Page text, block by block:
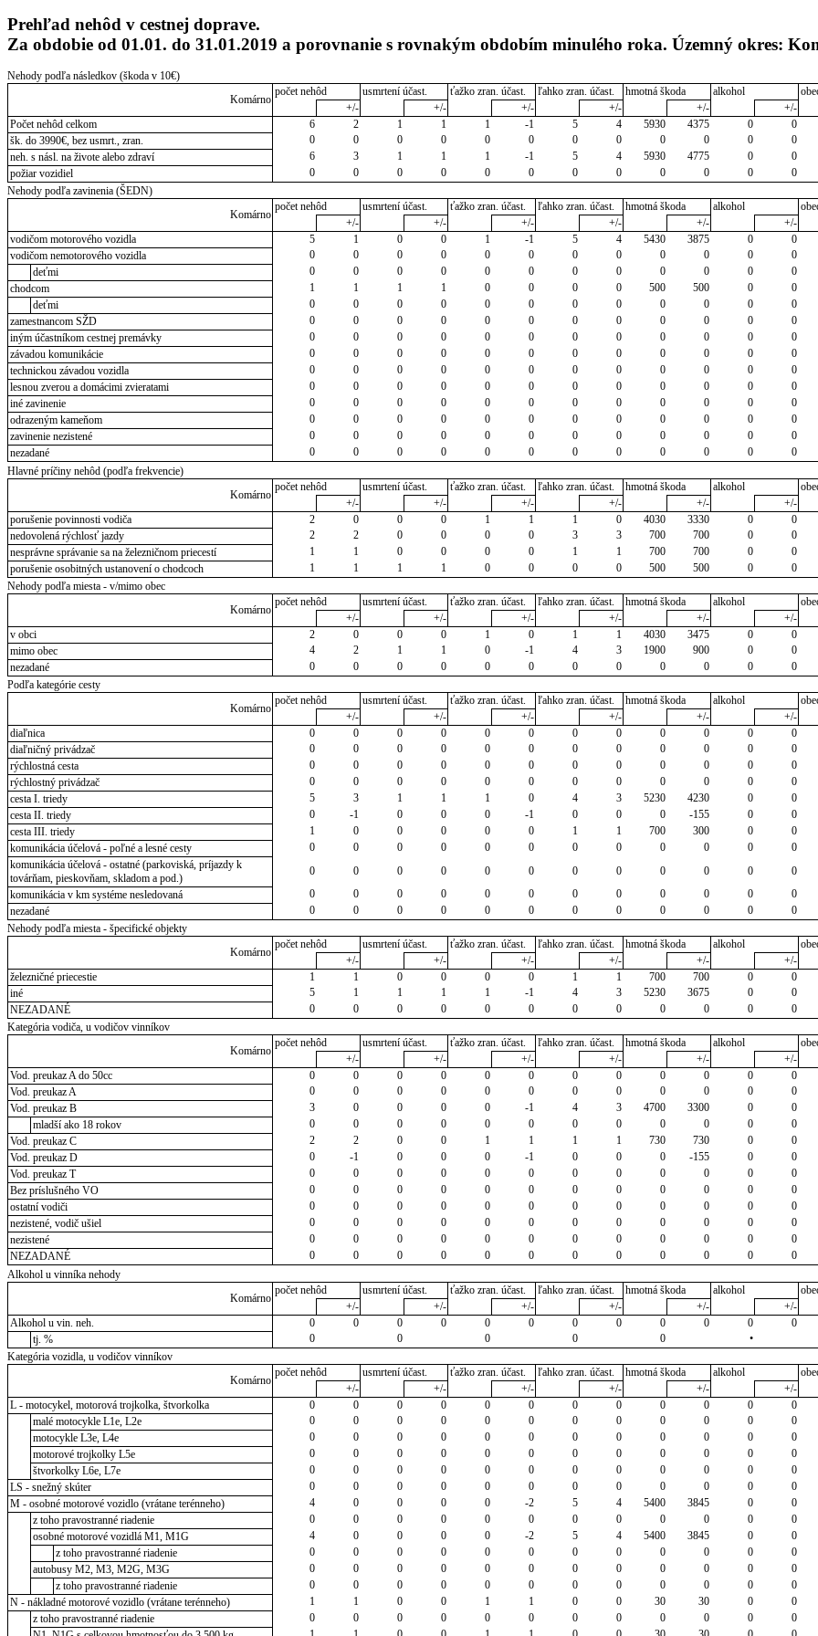
Prehľad nehôd v cestnej doprave.
Za obdobie od 01.01. do 31.01.2019 a porovnanie s rovnakým obdobím minulého roka. Územný okres:
Nehody podľa následkov (škoda v 10€)
Komárno
počet nehôd usmrtení účast. ťažko zran. účast. ľahko zran. účast. hmotná škoda alkohol
+/-
+/- +/- +/- +/- +/-
Počet nehôd celkom
6 2 1 1 1 -1 5 4 5930 4375 0 0
šk. do 3990€, bez usmrt., zran.
0 0 0 0 0 0 0 0 0 0 0 0
neh. s násl. na živote alebo zdraví
6 3 1 1 1 -1 5 4 5930 4775 0 0
požiar vozidiel
0 0 0 0 0 0 0 0 0 0 0 0
Nehody podľa zavinenia (ŠEDN)
Komárno
počet nehôd usmrtení účast. ťažko zran. účast. ľahko zran. účast. hmotná škoda alkohol
+/-
+/- +/- +/- +/- +/-
vodičom motorového vozidla
5 1 0 0 1 -1 5 4 5430 3875 0 0
vodičom nemotorového vozidla
0 0 0 0 0 0 0 0 0 0 0 0
deťmi
0 0 0 0 0 0 0 0 0 0 0 0
chodcom
1 1 1 1 0 0 0 0 500 500 0 0
deťmi
0 0 0 0 0 0 0 0 0 0 0 0
zamestnancom SŽD
0 0 0 0 0 0 0 0 0 0 0 0
iným účastníkom cestnej premávky
0 0 0 0 0 0 0 0 0 0 0 0
závadou komunikácie
0 0 0 0 0 0 0 0 0 0 0 0
technickou závadou vozidla
0 0 0 0 0 0 0 0 0 0 0 0
lesnou zverou a domácimi zvieratami
0 0 0 0 0 0 0 0 0 0 0 0
iné zavinenie
0 0 0 0 0 0 0 0 0 0 0 0
odrazeným kameňom
0 0 0 0 0 0 0 0 0 0 0 0
zavinenie nezistené
0 0 0 0 0 0 0 0 0 0 0 0
nezadané
0 0 0 0 0 0 0 0 0 0 0 0
Hlavné príčiny nehôd (podľa frekvencie)
Komárno
počet nehôd usmrtení účast. ťažko zran. účast. ľahko zran. účast. hmotná škoda alkohol
+/-
+/- +/- +/- +/- +/-
porušenie povinnosti vodiča
2 0 0 0 1 1 1 0 4030 3330 0 0
nedovolená rýchlosť jazdy
2 2 0 0 0 0 3 3 700 700 0 0
nesprávne správanie sa na železničnom priecestí
1 1 0 0 0 0 1 1 700 700 0 0
porušenie osobitných ustanovení o chodcoch
1 1 1 1 0 0 0 0 500 500 0 0
Nehody podľa miesta - v/mimo obec
Komárno
počet nehôd usmrtení účast. ťažko zran. účast. ľahko zran. účast. hmotná škoda alkohol
+/-
+/- +/- +/- +/- +/-
v obci
2 0 0 0 1 0 1 1 4030 3475 0 0
mimo obec
4 2 1 1 0 -1 4 3 1900 900 0 0
nezadané
0 0 0 0 0 0 0 0 0 0 0 0
Podľa kategórie cesty
Komárno
počet nehôd usmrtení účast. ťažko zran. účast. ľahko zran. účast. hmotná škoda alkohol
+/-
+/- +/- +/- +/- +/-
diaľnica
0 0 0 0 0 0 0 0 0 0 0 0
diaľničný privádzač
0 0 0 0 0 0 0 0 0 0 0 0
rýchlostná cesta
0 0 0 0 0 0 0 0 0 0 0 0
rýchlostný privádzač
0 0 0 0 0 0 0 0 0 0 0 0
cesta I. triedy
5 3 1 1 1 0 4 3 5230 4230 0 0
cesta II. triedy
0 -1 0 0 0 -1 0 0 0 -155 0 0
cesta III. triedy
1 0 0 0 0 0 1 1 700 300 0 0
komunikácia účelová - poľné a lesné cesty
0 0 0 0 0 0 0 0 0 0 0 0
komunikácia účelová - ostatné (parkoviská, príjazdy k
továrňam, pieskovňam, skladom a pod.)
0 0 0 0 0 0 0 0 0 0 0 0
komunikácia v km systéme nesledovaná
0 0 0 0 0 0 0 0 0 0 0 0
nezadané
0 0 0 0 0 0 0 0 0 0 0 0
Nehody podľa miesta - špecifické objekty
Komárno
počet nehôd usmrtení účast. ťažko zran. účast. ľahko zran. účast. hmotná škoda alkohol
+/-
+/- +/- +/- +/- +/-
železničné priecestie
1 1 0 0 0 0 1 1 700 700 0 0
iné
5 1 1 1 1 -1 4 3 5230 3675 0 0
NEZADANÉ
0 0 0 0 0 0 0 0 0 0 0 0
Kategória vodiča, u vodičov vinníkov
Komárno
počet nehôd usmrtení účast. ťažko zran. účast. ľahko zran. účast. hmotná škoda alkohol
+/-
+/- +/- +/- +/- +/-
Vod. preukaz A do 50cc
0 0 0 0 0 0 0 0 0 0 0 0
Vod. preukaz A
0 0 0 0 0 0 0 0 0 0 0 0
Vod. preukaz B
3 0 0 0 0 -1 4 3 4700 3300 0 0
mladší ako 18 rokov
0 0 0 0 0 0 0 0 0 0 0 0
Vod. preukaz C
2 2 0 0 1 1 1 1 730 730 0 0
Vod. preukaz D
0 -1 0 0 0 -1 0 0 0 -155 0 0
Vod. preukaz T
0 0 0 0 0 0 0 0 0 0 0 0
Bez príslušného VO
0 0 0 0 0 0 0 0 0 0 0 0
ostatní vodiči
0 0 0 0 0 0 0 0 0 0 0 0
nezistené, vodič ušiel
0 0 0 0 0 0 0 0 0 0 0 0
nezistené
0 0 0 0 0 0 0 0 0 0 0 0
NEZADANÉ
0 0 0 0 0 0 0 0 0 0 0 0
Alkohol u vinníka nehody
Komárno
počet nehôd usmrtení účast. ťažko zran. účast. ľahko zran. účast. hmotná škoda alkohol
+/-
+/- +/- +/- +/- +/-
Alkohol u vin. neh.
0 0 0 0 0 0 0 0 0 0 0 0
tj. %
0 0 0 0 0 •
Kategória vozidla, u vodičov vinníkov
Komárno
počet nehôd usmrtení účast. ťažko zran. účast. ľahko zran. účast. hmotná škoda alkohol
+/-
+/- +/- +/- +/- +/-
L - motocykel, motorová trojkolka, štvorkolka
0 0 0 0 0 0 0 0 0 0 0 0
malé motocykle L1e, L2e
0 0 0 0 0 0 0 0 0 0 0 0
motocykle L3e, L4e
0 0 0 0 0 0 0 0 0 0 0 0
motorové trojkolky L5e
0 0 0 0 0 0 0 0 0 0 0 0
štvorkolky L6e, L7e
0 0 0 0 0 0 0 0 0 0 0 0
LS - snežný skúter
0 0 0 0 0 0 0 0 0 0 0 0
M - osobné motorové vozidlo (vrátane terénneho)
4 0 0 0 0 -2 5 4 5400 3845 0 0
z toho pravostranné riadenie
0 0 0 0 0 0 0 0 0 0 0 0
osobné motorové vozidlá M1, M1G
4 0 0 0 0 -2 5 4 5400 3845 0 0
z toho pravostranné riadenie
0 0 0 0 0 0 0 0 0 0 0 0
autobusy M2, M3, M2G, M3G
0 0 0 0 0 0 0 0 0 0 0 0
z toho pravostranné riadenie
0 0 0 0 0 0 0 0 0 0 0 0
N - nákladné motorové vozidlo (vrátane terénneho)
1 1 0 0 1 1 0 0 30 30 0 0
z toho pravostranné riadenie
0 0 0 0 0 0 0 0 0 0 0 0